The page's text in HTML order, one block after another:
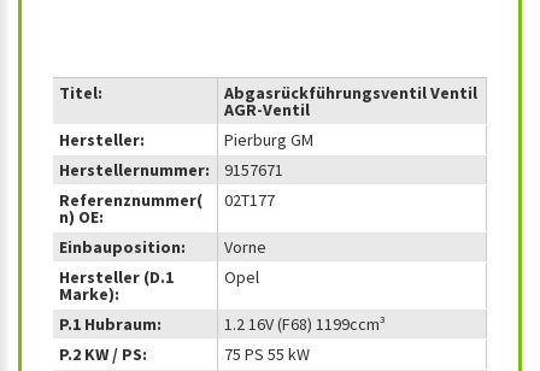
Titel: Abgasrückführungsventil Ventil
AGR-Ventil
Hersteller:
Pierburg GM
Herstellernummer:
9157671
Referenznummer(
n) OE:
02T177
Einbauposition:
Vorne
Hersteller (D.1
Marke):
Opel
P.1 Hubraum:
1.2 16V (F68) 1199ccm³
P.2 KW / PS:
75 PS 55 kW